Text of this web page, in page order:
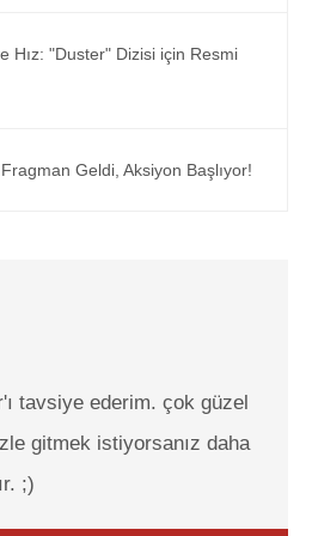
Hız: "Duster" Dizisi için Resmi
Geldi, Aksiyon Başlıyor!
tavsiye ederim. çok güzel
gitmek istiyorsanız daha
;)